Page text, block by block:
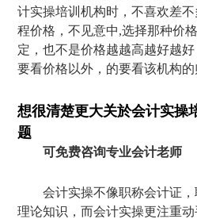
计实操培训机构时，不喜欢差
程价格，不见意中,选择那种价
定，也不是价格越越高越好越
要看价格以外，的要看该机构的
想很清楚更大关於会计实操
题
可免费咨询专业会计老师
会计实操不像职称会计证
理论知识，而会计实操更注重